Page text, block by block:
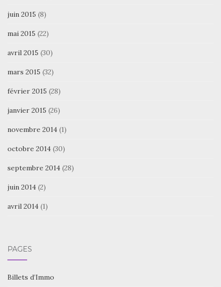
juin 2015 (8)
mai 2015 (22)
avril 2015 (30)
mars 2015 (32)
février 2015 (28)
janvier 2015 (26)
novembre 2014 (1)
octobre 2014 (30)
septembre 2014 (28)
juin 2014 (2)
avril 2014 (1)
PAGES
Billets d’Immo